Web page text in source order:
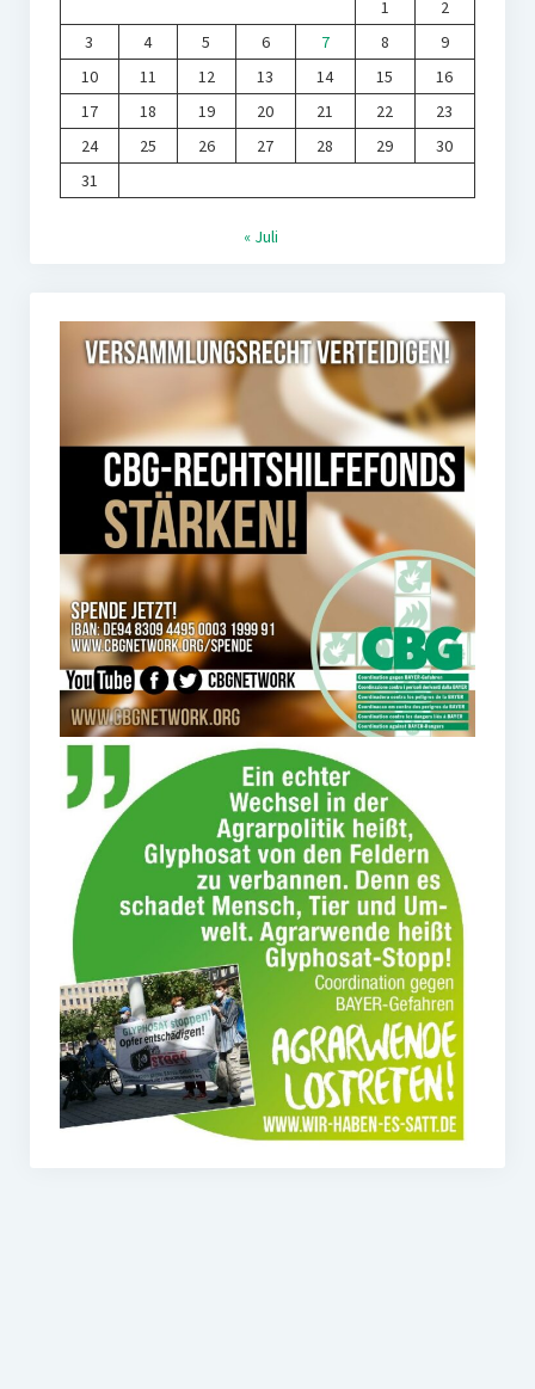
1
2
3
4 5 6 7 8
9
10
11 12 13 14 15
16
17
18 19 20 21 22
23
24
25 26 27 28 29
30
31
« Juli